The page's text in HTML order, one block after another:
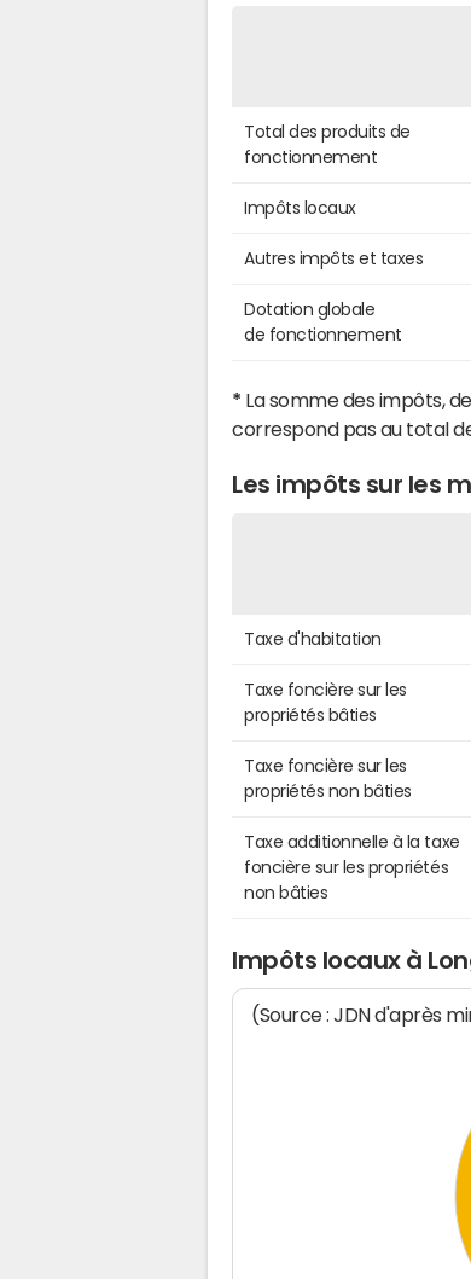
Total des produits de
fonctionnement
Impôts locaux
Autres impôts et taxes
Dotation globale
de fonctionnement
* La somme des impôts,
correspond pas au total
Les impôts sur les
Taxe d'habitation
Taxe foncière sur les
propriétés bâties
Taxe foncière sur les
propriétés non bâties
Taxe additionnelle à la taxe
foncière sur les propriétés
non bâties
Impôts locaux à
(Source : JDN d'après